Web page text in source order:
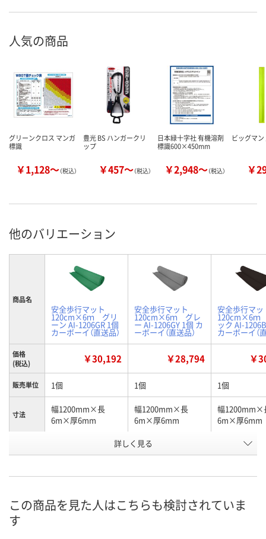
人気の商品
グリーンクロス マンガ
標識
￥1,128～（税込）
豊光 BS ハンガークリ
ップ
￥457～（税込）
日本緑十字社 有機溶剤
標識600×450mm
￥2,948～（税込）
ビッグマ
￥
他のバリエーション
商品名
安全歩行マット
120cm×6ｍ グリ
ーン AI-1206GR 1個
カーボーイ（直送品）
安全歩行マット
120cm×6ｍ グレ
ー AI-1206GY 1個 カ
ーボーイ（直送品）
安全歩行マ
120cm×6ｍ
ック AI-
カーボーイ（
価格
(税込)
￥30,192 ￥28,794 ￥
販売単位 1個 1個 1個
寸法
幅1200mm×長
6m×厚6mm
幅1200mm×長
6m×厚6mm
幅1200mm×
6m×厚6mm
グレー ブラック
号
お届け日
詳しく見る
この商品を見た人はこちらも検討されていま
す